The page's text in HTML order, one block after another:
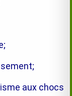
aux chocs